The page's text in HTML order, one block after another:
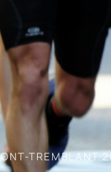
TREMBLANT